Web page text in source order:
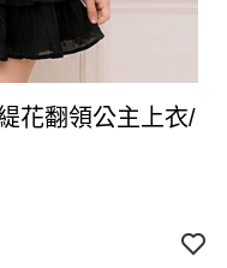
花翻領公主上衣/